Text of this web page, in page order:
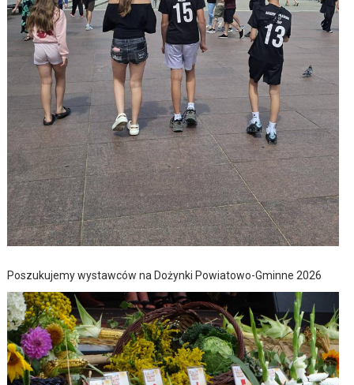
Poszukujemy wystawców na Dożynki Powiatowo-Gminne 2026